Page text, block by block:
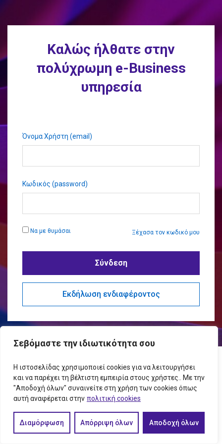
Σεβόμαστε την ιδιωτικότητα σου
Η ιστοσελίδας χρησιμοποιεί cookies για να λειτουργήσει
και να παρέχει τη βέλτιστη εμπειρία στους χρήστες.. Με την
"Αποδοχή όλων" συναινείτε στη χρήση των cookies όπως
αυτή αναφέρεται στην πολιτική cookies
Διαμόρφωση Απόρριψη όλων Αποδοχή όλων
Καλώς ήλθατε στην
πολύχρωμη e-Business
υπηρεσία
Όνομα Χρήστη (email)
Κωδικός (password)
Να με θυμάσαι
Σύνδεση
Ξέχασα τον κωδικό μου
Εκδήλωση ενδιαφέροντος